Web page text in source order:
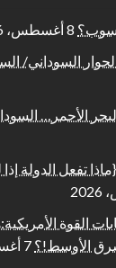
8 أغسطس، 2026
السوداني/
الأحمر…
تفعل الدولة
القوة
الأوسط!؟ 7 أغسطس، 2026